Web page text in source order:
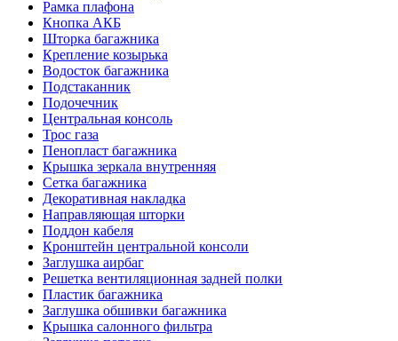
Рамка плафона
Кнопка АКБ
Шторка багажника
Крепление козырька
Водосток багажника
Подстаканник
Подочечник
Центральная консоль
Трос газа
Пенопласт багажника
Крышка зеркала внутренняя
Сетка багажника
Декоративная накладка
Направляющая шторки
Поддон кабеля
Кронштейн центральной консоли
Заглушка аирбаг
Решетка вентиляционная задней полки
Пластик багажника
Заглушка обшивки багажника
Крышка салонного фильтра